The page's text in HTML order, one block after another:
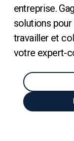
entreprise.
solutions
travailler et
votre expert-